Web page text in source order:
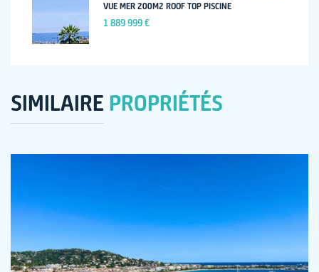
VUE MER 200M2 ROOF TOP PISCINE
1 889 999 €
SIMILAIRE PROPRIÉTÉS